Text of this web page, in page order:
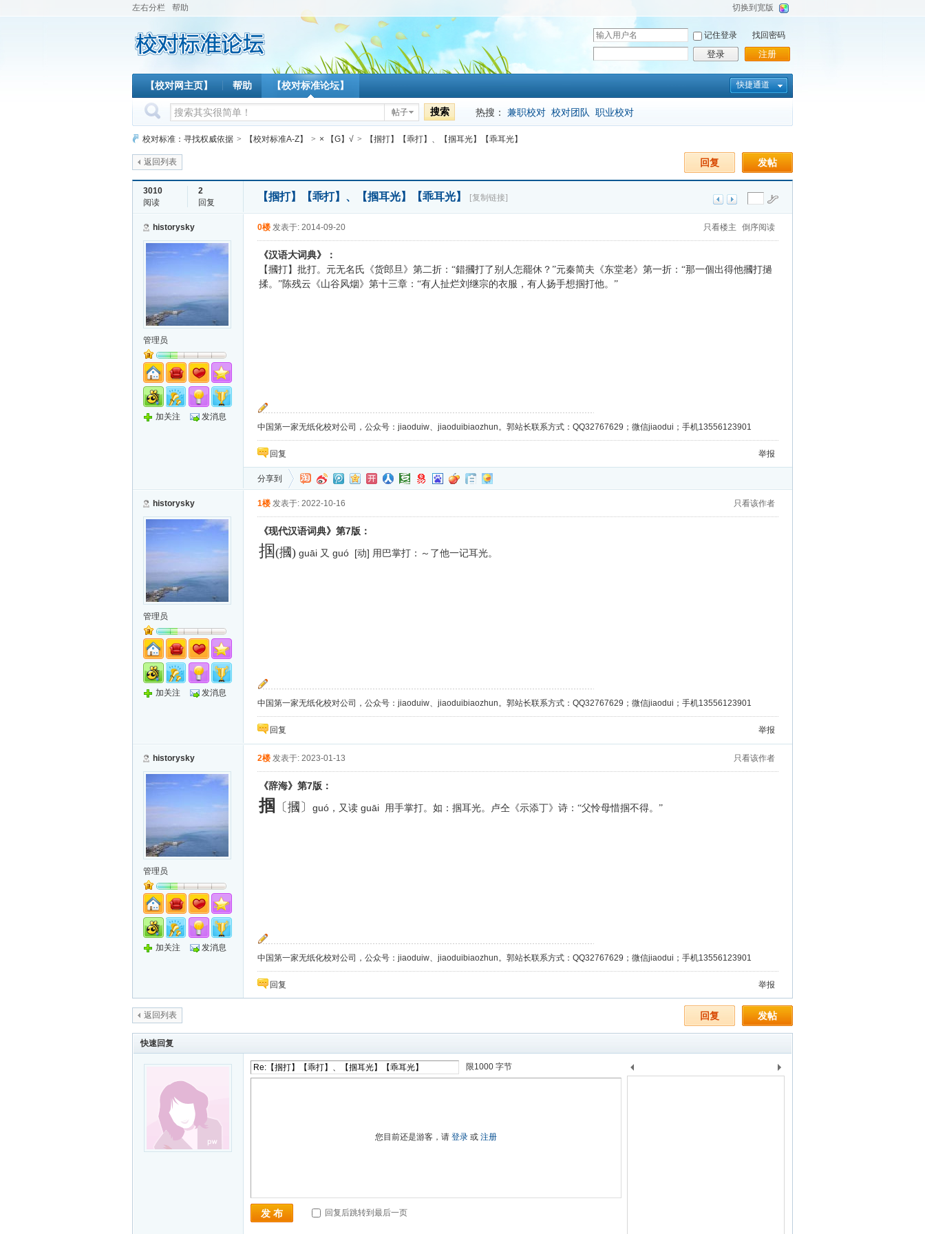
切换到宽版
左右分栏 帮助
用
户
名
记住登录
登录
找回密码
注册
快捷通道
【校对网主页】 帮助 【校对标准论坛】
帖子 搜索 热搜： 兼职校对 校对团队 职业校对
校对标准：寻找权威依据 > 【校对标准A-Z】 > × 【G】√ > 【掴打】【乖打】、【掴耳光】【乖耳光】
发帖
回复
返回列表
3010
阅读
2
回复
【掴打】【乖打】、【掴耳光】【乖耳光】 [复制链接]
historysky
管理员
加关注 发消息
只看楼主 倒序阅读
0楼 发表于: 2014-09-20
《汉语大词典》：
【摑打】批打。元无名氏《货郎旦》第二折：“錯摑打了别人怎罷休？”元秦简夫《东堂老》第一折：“那一個出得他摑打撾
揉。”陈残云《山谷风烟》第十三章：“有人扯烂刘继宗的衣服，有人扬手想掴打他。”
中国第一家无纸化校对公司，公众号：jiaoduiw、jiaoduibiaozhun。郭站长联系方式：QQ32767629；微信jiaodui；手机13556123901
回复 举报
分享到
historysky
管理员
加关注 发消息
只看该作者
1楼 发表于: 2022-10-16
《现代汉语词典》第7版：
掴(摑) guāi 又 guó [动] 用巴掌打：～了他一记耳光。
中国第一家无纸化校对公司，公众号：jiaoduiw、jiaoduibiaozhun。郭站长联系方式：QQ32767629；微信jiaodui；手机13556123901
回复 举报
historysky
管理员
加关注 发消息
只看该作者
2楼 发表于: 2023-01-13
《辞海》第7版：
掴 〔摑〕 ɡuó ，又读 guāi 用手掌打。如：掴耳光。卢仝《示添丁》诗：“父怜母惜掴不得。”
中国第一家无纸化校对公司，公众号：jiaoduiw、jiaoduibiaozhun。郭站长联系方式：QQ32767629；微信jiaodui；手机13556123901
回复 举报
发帖
回复
返回列表
快速回复
限1000 字节
您目前还是游客，请 登录 或 注册
发 布 回复后跳转到最后一页
上
下